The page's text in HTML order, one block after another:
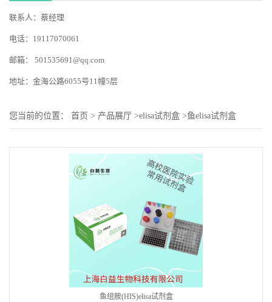
联系人：蔡经理
电话：19117070061
邮箱： 501535691@qq.com
地址：金海公路6055号11幢5层
您当前的位置： 首页 > 产品展厅 >elisa试剂盒 >鱼elisa试剂盒
鱼组胺(HIS)elisa试剂盒